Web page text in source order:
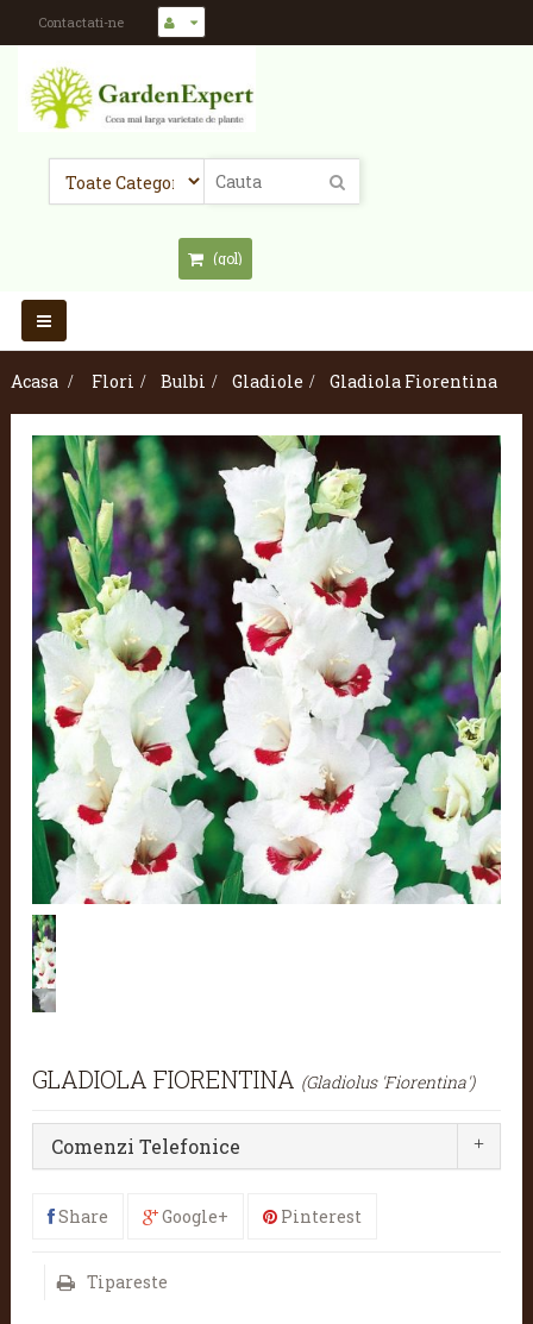
Contactati-ne
(gol)
Toggle
navigation
Acasa
> Flori > Bulbi > Gladiole > Gladiola Fiorentina
GLADIOLA FIORENTINA (Gladiolus 'Fiorentina')
Comenzi Telefonice
Share Google+ Pinterest
Tipareste